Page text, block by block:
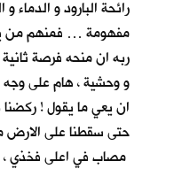
رائحة البارود و
مفهومة … فمنهم من
ربه ان منحه فرصة
و وحشية ، هام على
ان يعي ما يقول ! ركضنا
حتى سقطنا على الارض
مصاب في اعلى فخذي ،